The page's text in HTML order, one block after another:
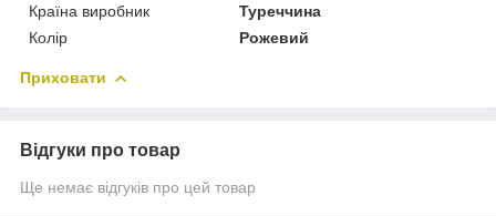
Країна виробник
Туреччина
Колір
Рожевий
Приховати
Відгуки про товар
Ще немає відгуків про цей товар